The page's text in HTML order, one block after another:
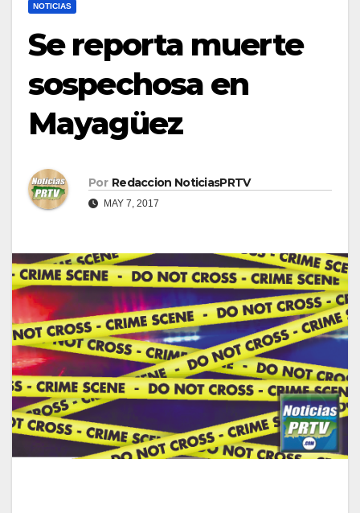
NOTICIAS
Se reporta muerte
sospechosa en
Mayagüez
Por Redaccion NoticiasPRTV
MAY 7, 2017